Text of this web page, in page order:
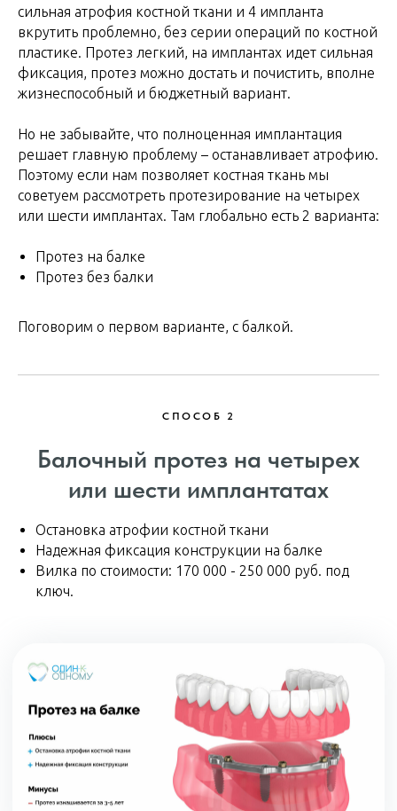
сильная атрофия костной ткани и 4 импланта
вкрутить проблемно, без серии операций по костной
пластике. Протез легкий, на имплантах идет сильная
фиксация, протез можно достать и почистить, вполне
жизнеспособный и бюджетный вариант.
Но не забывайте, что полноценная имплантация
решает главную проблему – останавливает атрофию.
Поэтому если нам позволяет костная ткань мы
советуем рассмотреть протезирование на четырех
или шести имплантах. Там глобально есть 2 варианта:
Протез на балке
Протез без балки
Поговорим о первом варианте, с балкой.
СПОСОБ 2
Балочный протез на четырех
или шести имплантатах
Остановка атрофии костной ткани
Надежная фиксация конструкции на балке
Вилка по стоимости: 170 000 - 250 000 руб. под
ключ.